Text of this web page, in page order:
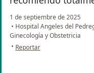
1 de septiembre de 2025
• Hospital Angeles del
Ginecología y Obstetricia
• en opinión del usuario Anile
Reportar